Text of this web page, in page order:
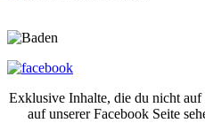
Exklusive Inhalte, die du nicht
auf unserer Facebook Seite